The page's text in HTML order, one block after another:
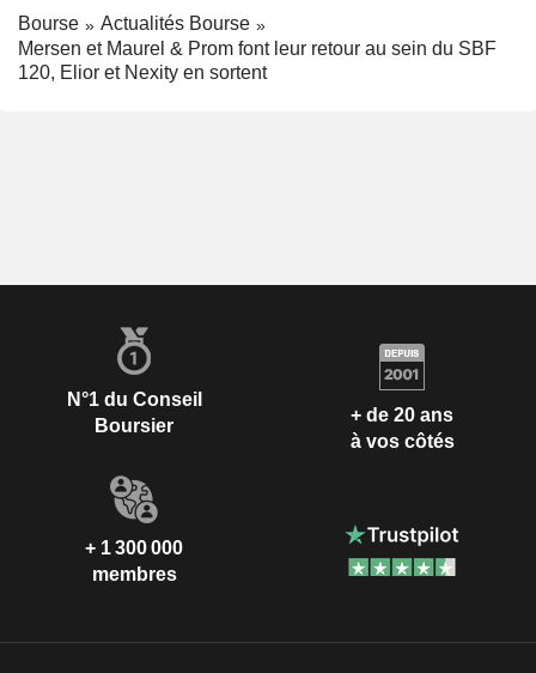
Bourse
Actualités Bourse
Mersen et Maurel & Prom font leur retour au sein du SBF
120, Elior et Nexity en sortent
N°1 du Conseil
Boursier
+ de 20 ans
à vos côtés
+ 1 300 000
membres